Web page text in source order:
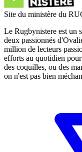
Site du ministère du
Le Rugbynistere est un
deux passionnés
million de lecteurs
efforts au quotidien
des coquilles, ou des
on n'est pas bien